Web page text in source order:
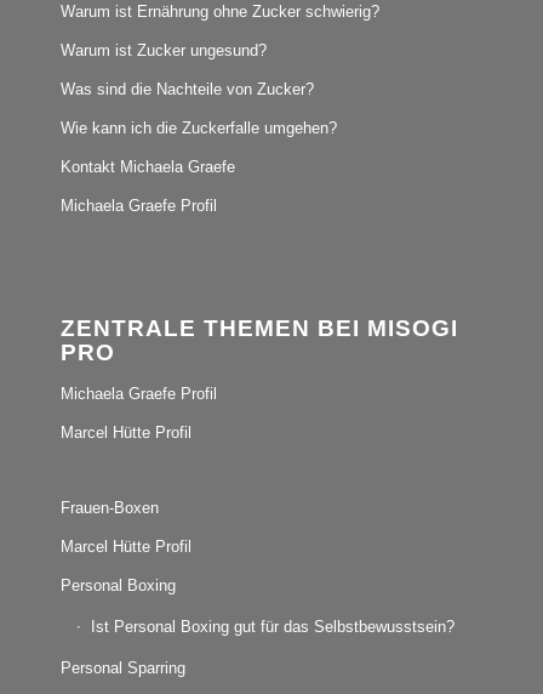
Warum ist Ernährung ohne Zucker schwierig?
Warum ist Zucker ungesund?
Was sind die Nachteile von Zucker?
Wie kann ich die Zuckerfalle umgehen?
Kontakt Michaela Graefe
Michaela Graefe Profil
ZENTRALE THEMEN BEI MISOGI
PRO
Michaela Graefe Profil
Marcel Hütte Profil
Frauen-Boxen
Marcel Hütte Profil
Personal Boxing
Ist Personal Boxing gut für das Selbstbewusstsein?
Personal Sparring